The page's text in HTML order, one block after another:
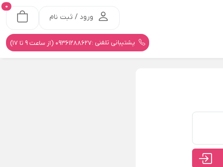
ورود / ثبت نام
0
پشتیبانی تلفنی :09361288627 (از ساعت 9 تا 17)